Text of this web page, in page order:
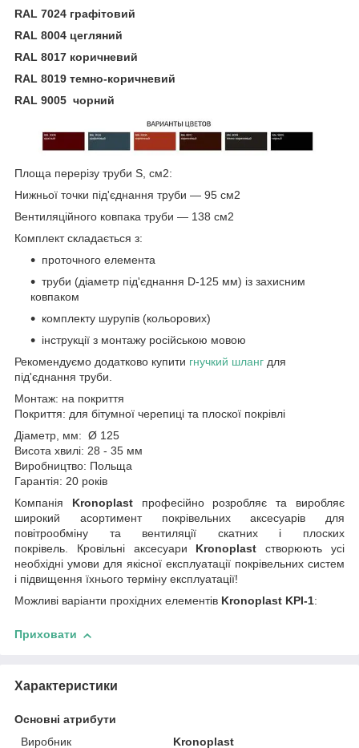
RAL 7024 графітовий
RAL 8004 цегляний
RAL 8017 коричневий
RAL 8019 темно-коричневий
RAL 9005 чорний
Площа перерізу труби S, см2:
Нижньої точки під'єднання труби — 95 см2
Вентиляційного ковпака труби — 138 см2
Комплект складається з:
проточного елемента
труби (діаметр під'єднання D-125 мм) із захисним
ковпаком
комплекту шурупів (кольорових)
інструкції з монтажу російською мовою
Рекомендуємо додатково купити гнучкий шланг для
під'єднання труби.
Монтаж: на покриття
Покриття: для бітумної черепиці та плоскої покрівлі
Діаметр, мм: Ø 125
Висота хвилі: 28 - 35 мм
Виробництво: Польща
Гарантія: 20 років
Компанія Kronoplast професійно розробляє та виробляє
широкий асортимент покрівельних аксесуарів для
повітрообміну та вентиляції скатних і плоских
покрівель. Кровільні аксесуари Kronoplastстворюють усі
необхідні умови для якісної експлуатації покрівельних систем
і підвищення їхнього терміну експлуатації!
Можливі варіанти прохідних елементів Kronoplast KPI-1:
Приховати
Характеристики
Основні атрибути
Виробник
Kronoplast